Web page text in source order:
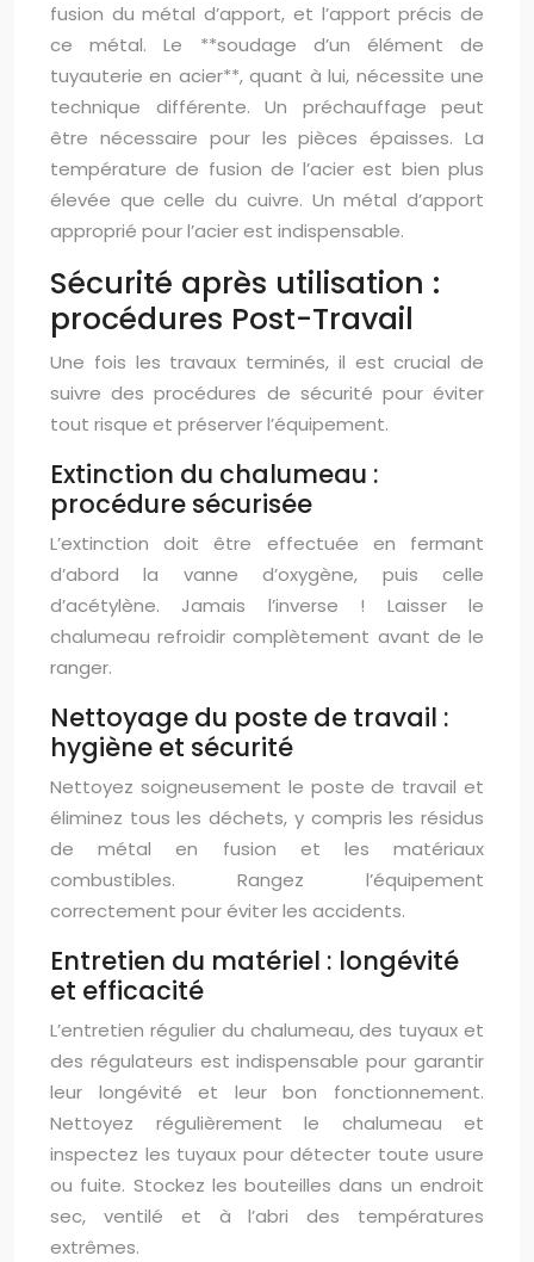
fusion du métal d’apport, et l’apport précis de
ce métal. Le **soudage d’un élément de
tuyauterie en acier**, quant à lui, nécessite une
technique différente. Un préchauffage peut
être nécessaire pour les pièces épaisses. La
température de fusion de l’acier est bien plus
élevée que celle du cuivre. Un métal d’apport
approprié pour l’acier est indispensable.
Sécurité après utilisation :
procédures Post-Travail
Une fois les travaux terminés, il est crucial de
suivre des procédures de sécurité pour éviter
tout risque et préserver l’équipement.
Extinction du chalumeau :
procédure sécurisée
L’extinction doit être effectuée en fermant
d’abord la vanne d’oxygène, puis celle
d’acétylène. Jamais l’inverse ! Laisser le
chalumeau refroidir complètement avant de le
ranger.
Nettoyage du poste de travail :
hygiène et sécurité
Nettoyez soigneusement le poste de travail et
éliminez tous les déchets, y compris les résidus
de métal en fusion et les matériaux
combustibles. Rangez l’équipement
correctement pour éviter les accidents.
Entretien du matériel : longévité
et efficacité
L’entretien régulier du chalumeau, des tuyaux et
des régulateurs est indispensable pour garantir
leur longévité et leur bon fonctionnement.
Nettoyez régulièrement le chalumeau et
inspectez les tuyaux pour détecter toute usure
ou fuite. Stockez les bouteilles dans un endroit
sec, ventilé et à l’abri des températures
extrêmes.